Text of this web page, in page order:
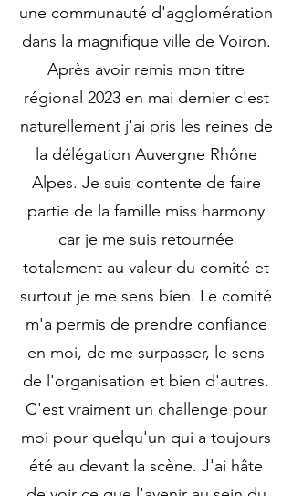
une communauté d'agglomération
dans la magnifique ville de Voiron.
Après avoir remis mon titre
régional 2023 en mai dernier c'est
naturellement j'ai pris les reines de
la délégation Auvergne Rhône
Alpes. Je suis contente de faire
partie de la famille miss harmony
car je me suis retournée
totalement au valeur du comité et
surtout je me sens bien. Le comité
m'a permis de prendre confiance
en moi, de me surpasser, le sens
de l'organisation et bien d'autres.
C'est vraiment un challenge pour
moi pour quelqu'un qui a toujours
été au devant la scène. J'ai hâte